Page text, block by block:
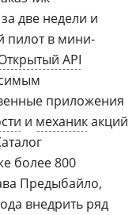
две недели и
пилот в мини-
API
приложения
и механикакций
более 800
Предыбайло,
внедрить ряд